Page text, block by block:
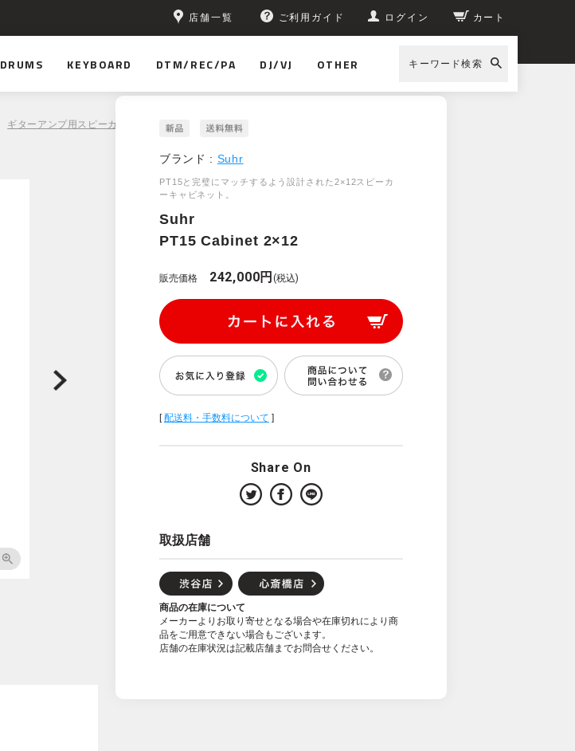
店舗一覧 ご利用ガイド ログイン カート
DRUMS KEYBOARD DTM/REC/PA DJ/VJ OTHER キーワード検索
ギターアンプ用スピーカーキャビネット > Suhr PT15 Cabinet 2×12
ブランド : Suhr
PT15と完璧にマッチするよう設計された2×12スピーカ
ーキャビネット。
Suhr
PT15 Cabinet 2×12
販売価格 242,000円(税込)
[配送料・手数料について ]
Share On
取扱店舗
商品の在庫について
メーカーよりお取り寄せとなる場合や在庫切れにより商
品をご用意できない場合もございます。
店舗の在庫状況は記載店舗までお問合せください。